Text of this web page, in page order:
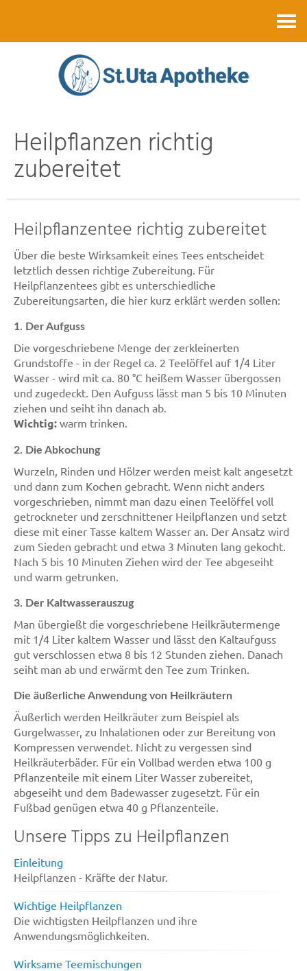
Heilpflanzen richtig
zubereitet
Heilpflanzentee richtig zubereitet
Über die beste Wirksamkeit eines Tees entscheidet
letztlich dessen richtige Zubereitung. Für
Heilpflanzentees gibt es unterschiedliche
Zubereitungsarten, die hier kurz erklärt werden sollen:
1. Der Aufguss
Die vorgeschriebene Menge der zerkleinerten
Grundstoffe - in der Regel ca. 2 Teelöffel auf 1/4 Liter
Wasser - wird mit ca. 80 °C heißem Wasser übergossen
und zugedeckt. Den Aufguss lässt man 5 bis 10 Minuten
ziehen und seiht ihn danach ab.
Wichtig: warm trinken.
2. Die Abkochung
Wurzeln, Rinden und Hölzer werden meist kalt angesetzt
und dann zum Kochen gebracht. Wenn nicht anders
vorgeschrieben, nimmt man dazu einen Teelöffel voll
getrockneter und zerschnittener Heilpflanzen und setzt
diese mit einer Tasse kaltem Wasser an. Der Ansatz wird
zum Sieden gebracht und etwa 3 Minuten lang gekocht.
Nach 5 bis 10 Minuten Ziehen wird der Tee abgeseiht
und warm getrunken.
3. Der Kaltwasserauszug
Man übergießt die vorgeschriebene Heilkräutermenge
mit 1/4 Liter kaltem Wasser und lässt den Kaltaufguss
gut verschlossen etwa 8 bis 12 Stunden ziehen. Danach
seiht man ab und erwärmt den Tee zum Trinken.
Die äußerliche Anwendung von Heilkräutern
Äußerlich werden Heilkräuter zum Beispiel als
Gurgelwasser, zu Inhalationen oder zur Bereitung von
Kompressen verwendet. Nicht zu vergessen sind
Heilkräuterbäder. Für ein Vollbad werden etwa 100 g
Pflanzenteile mit einem Liter Wasser zubereitet,
abgeseiht und dem Badewasser zugesetzt. Für ein
Fußbad genügen etwa 40 g Pflanzenteile.
Unsere Tipps zu Heilpflanzen
Einleitung
Heilpflanzen - Kräfte der Natur.
Wichtige Heilpflanzen
Die wichtigsten Heilpflanzen und ihre
Anwendungsmöglichkeiten.
Wirksame Teemischungen